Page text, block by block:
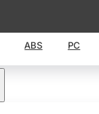
ABS PC